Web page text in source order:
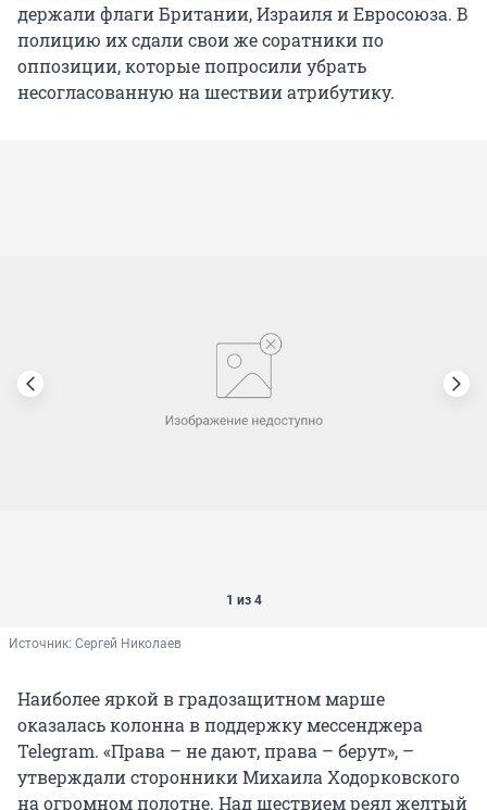
держали флаги Британии, Израиля и Евросоюза. В
полицию их сдали свои же соратники по
оппозиции, которые попросили убрать
несогласованную на шествии атрибутику.
1 из 4
Источник: Сергей Николаев
Наиболее яркой в градозащитном марше
оказалась колонна в поддержку мессенджера
Telegram. «Права – не дают, права – берут», –
утверждали сторонники Михаила Ходорковского
на огромном полотне. Над шествием реял желтый